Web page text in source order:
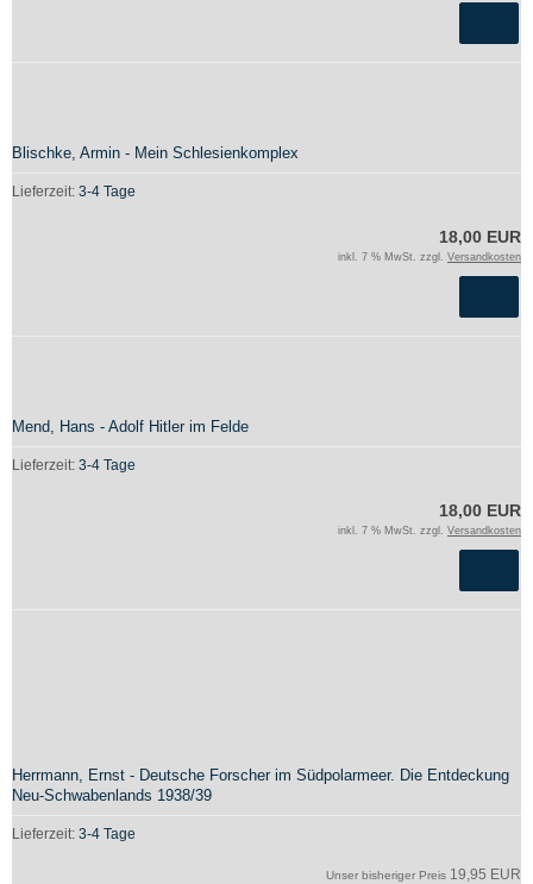
Blischke, Armin - Mein Schlesienkomplex
Lieferzeit: 3-4 Tage
18,00 EUR
inkl. 7 % MwSt. zzgl. Versandkosten
Mend, Hans - Adolf Hitler im Felde
Lieferzeit: 3-4 Tage
18,00 EUR
inkl. 7 % MwSt. zzgl. Versandkosten
Herrmann, Ernst - Deutsche Forscher im Südpolarmeer. Die Entdeckung
Neu-Schwabenlands 1938/39
Lieferzeit: 3-4 Tage
Unser bisheriger Preis 19,95 EUR